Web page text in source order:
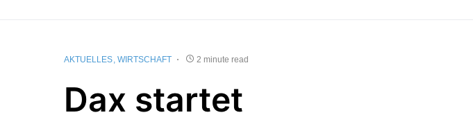
AKTUELLES WIRTSCHAFT 2 minute read
Dax startet